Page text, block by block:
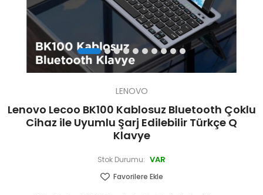
LENOVO
Lenovo Lecoo BK100 Kablosuz Bluetooth Çoklu
Cihaz ile Uyumlu Şarj Edilebilir Türkçe Q
Klavye
Stok Durumu: VAR
Favorilere Ekle